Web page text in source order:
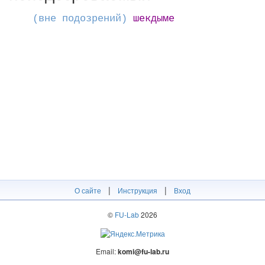
(вне подозрений) шекдыме
О сайте | Инструкция | Вход
© FU-Lab2026
Email:komi@fu-lab.ru